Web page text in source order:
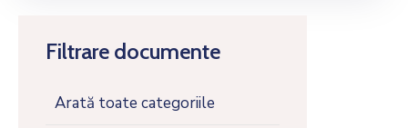
Filtrare documente
Arată toate categoriile